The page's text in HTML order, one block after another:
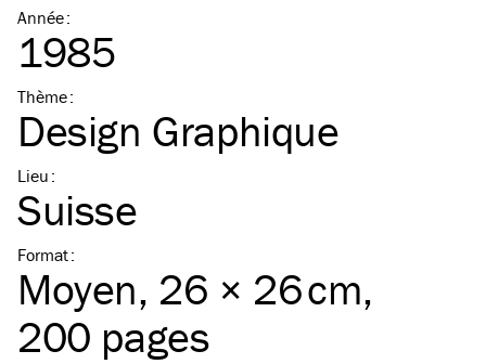
Année:
1985
Thème:
Design Graphique
Lieu :
Suisse
Format:
Moyen, 26 × 26 cm,
200 pages